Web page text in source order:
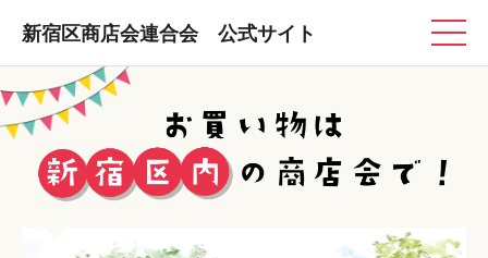
新宿区商店会連合会 公式サイト